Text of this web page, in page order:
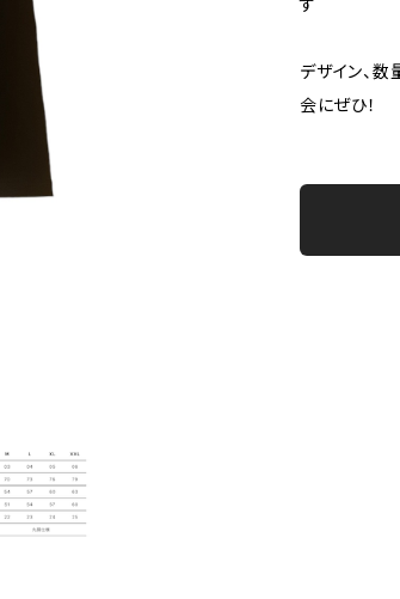
す
デザイン、
会にぜひ！